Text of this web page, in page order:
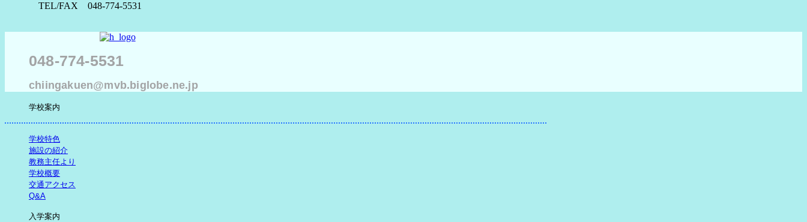
TEL/FAX 048-774-5531
048-774-5531
chiingakuen@mvb.biglobe.ne.jp
学校案内
学校特色
施設の紹介
教務主任より
学校概要
交通アクセス
Q&A
入学案内